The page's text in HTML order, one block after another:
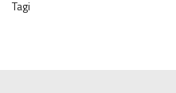
Tagi